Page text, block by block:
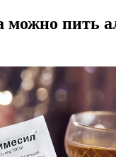
можно пить